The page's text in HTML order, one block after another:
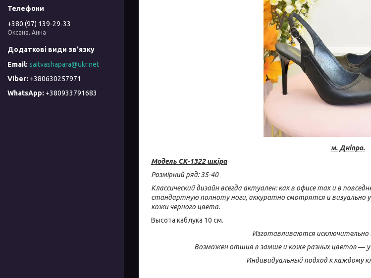
м. Дніпро.
Модель СК-1322 шкіра
Розмірний ряд: 35-40
Классический дизайн всегда актуален: как в офисе так и в
стандартную полноту ноги, аккуратно смотрятся и визуально
кожи черного цвета.
Высота каблука 10 см.
Изготавливаются исключительно
Возможен отшив в замше и коже разных цветов ―
Индивидуальный подход к каждому
+380 (97) 139-29-33
Оксана, Анна
saitvashapara@ukr.net
+380630257971
+380933791683